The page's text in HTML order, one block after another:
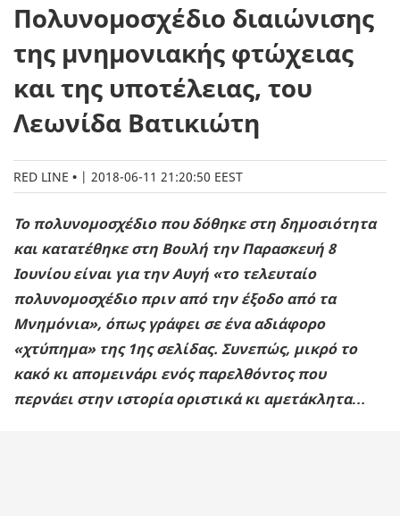
Πολυνομοσχέδιο διαιώνισης
της μνημονιακής φτώχειας
και της υποτέλειας, του
Λεωνίδα Βατικιώτη
RED LINE | 2018-06-11 21:20:50 EEST
Το πολυνομοσχέδιο που δόθηκε στη δημοσιότητα
και κατατέθηκε στη Βουλή την Παρασκευή 8
Ιουνίου είναι για την Αυγή «το τελευταίο
πολυνομοσχέδιο πριν από την έξοδο από τα
Μνημόνια», όπως γράφει σε ένα αδιάφορο
«χτύπημα» της 1ης σελίδας. Συνεπώς, μικρό το
κακό κι απομεινάρι ενός παρελθόντος που
περνάει στην ιστορία οριστικά κι αμετάκλητα…